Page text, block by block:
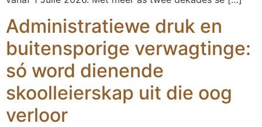
Administratiewe druk en
buitensporige verwagtinge:
só word dienende
skoolleierskap uit die oog
verloor